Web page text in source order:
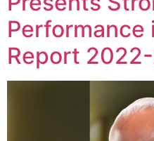
Performance
Report